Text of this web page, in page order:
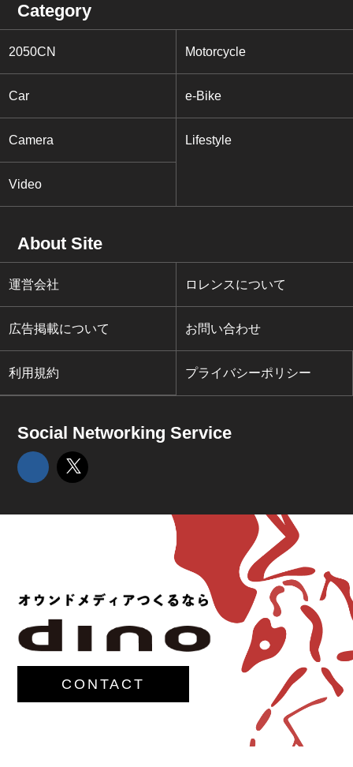
Category
2050CN Motorcycle
Car e-Bike
Camera Lifestyle
Video
About Site
運営会社 ロレンスについて
広告掲載について お問い合わせ
利用規約 プライバシーポリシー
Social Networking Service
CONTACT